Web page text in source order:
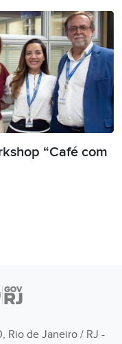
“Café com
Rio de Janeiro / RJ -